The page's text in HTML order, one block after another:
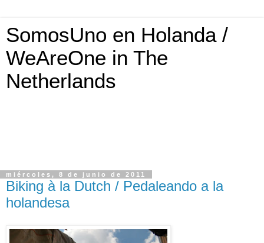
SomosUno en Holanda /
WeAreOne in The
Netherlands
miércoles, 8 de junio de 2011
Biking à la Dutch / Pedaleando a la
holandesa